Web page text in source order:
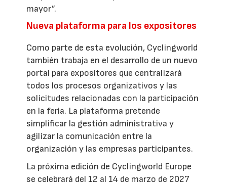
mayor”.
Nueva plataforma para los expositores
Como parte de esta evolución, Cyclingworld
también trabaja en el desarrollo de un nuevo
portal para expositores que centralizará
todos los procesos organizativos y las
solicitudes relacionadas con la participación
en la feria. La plataforma pretende
simplificar la gestión administrativa y
agilizar la comunicación entre la
organización y las empresas participantes.
La próxima edición de Cyclingworld Europe
se celebrará del 12 al 14 de marzo de 2027